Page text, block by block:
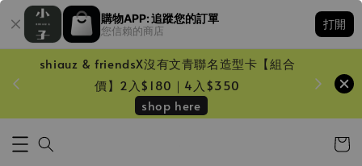
購物APP: 追蹤您的訂單
您信賴的商店
打開
shiauz & friendsX沒有文青聯名造型卡【組合
價】2入$180｜4入$350
shop here